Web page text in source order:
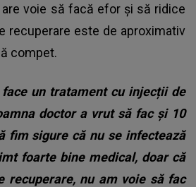
voie să facă efor și să ridice
recuperare este de aproximativ
compet.
face un tratament cu injecții de
doctor a vrut să fac și 10
fim sigure că nu se infectează
foarte bine medical, doar că
recuperare, nu am voie să fac